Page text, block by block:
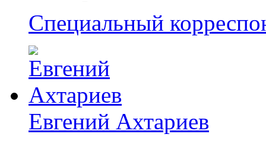
Специальный
Евгений Ахтариев